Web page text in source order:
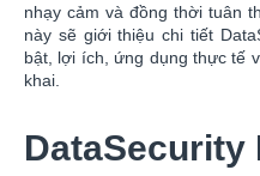
nhạy cảm và đồng thời tuân
này sẽ giới thiệu chi tiết
bật, lợi ích, ứng dụng thực tế
khai.
DataSecurity